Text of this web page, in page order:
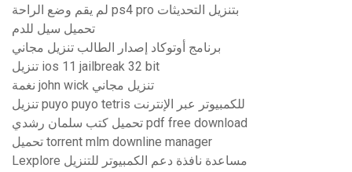
لم يقم وضع الراحة ps4 pro بتنزيل التحديثات
تحميل سيل للدم
برنامج أوتوكاد إصدار الطالب تنزيل مجاني
تنزيل ios 11 jailbreak 32 bit
نغمة john wick تنزيل مجاني
تنزيل puyo puyo tetris للكمبيوتر عبر الإنترنت
تحميل كتب سلمان رشدي pdf free download
تحميل torrent mlm downline manager
Lexplore مساعدة نافذة دعم الكمبيوتر للتنزيل